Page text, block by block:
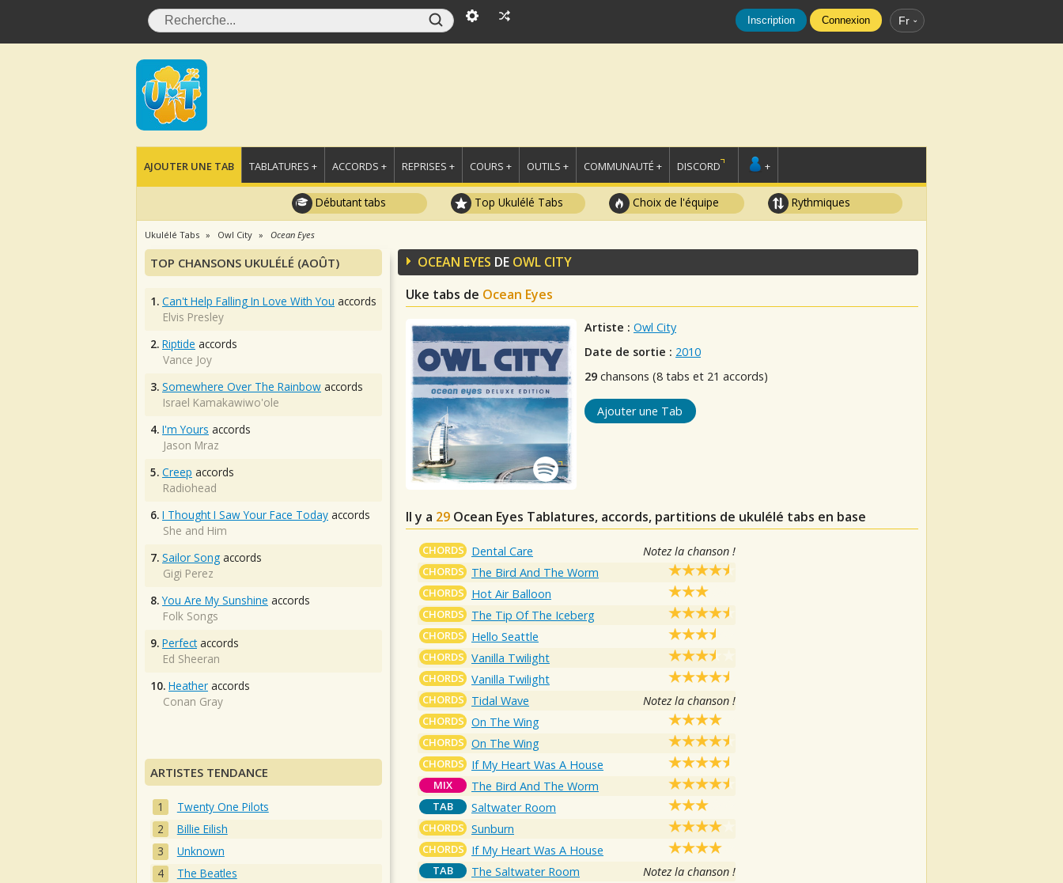
Inscription Connexion Fr
AJOUTER UNE TAB TABLATURES + ACCORDS + REPRISES + COURS + OUTILS + COMMUNAUTÉ + DISCORD +
Débutant tabs Top Ukulélé Tabs Choix de l'équipe Rythmiques
Ukulélé Tabs Owl City Ocean Eyes
OCEAN EYES DE OWL CITY
Uke tabs de Ocean Eyes
Artiste : Owl City
Date de sortie : 2010
29 chansons (8 tabs et 21 accords)
Ajouter une Tab
Il y a 29 Ocean Eyes Tablatures, accords, partitions de ukulélé tabs en base
CHORDS Dental Care Notez la chanson !
CHORDS The Bird And The Worm
CHORDS Hot Air Balloon
CHORDS The Tip Of The Iceberg
CHORDS Hello Seattle
CHORDS Vanilla Twilight
CHORDS Vanilla Twilight
CHORDS Tidal Wave Notez la chanson !
CHORDS On The Wing
CHORDS On The Wing
CHORDS If My Heart Was A House
MIX The Bird And The Worm
TAB Saltwater Room
CHORDS Sunburn
CHORDS If My Heart Was A House
TAB The Saltwater Room Notez la chanson !
TOP CHANSONS UKULÉLÉ (AOÛT)
1. Can't Help Falling In Love With You accords
Elvis Presley
2. Riptide accords
Vance Joy
3. Somewhere Over The Rainbow accords
Israel Kamakawiwo'ole
4. I'm Yours accords
Jason Mraz
5. Creep accords
Radiohead
6. I Thought I Saw Your Face Today accords
She and Him
7. Sailor Song accords
Gigi Perez
8. You Are My Sunshine accords
Folk Songs
9. Perfectaccords
Ed Sheeran
10. Heather accords
Conan Gray
ARTISTES TENDANCE
Twenty One Pilots
Billie Eilish
Unknown
The Beatles